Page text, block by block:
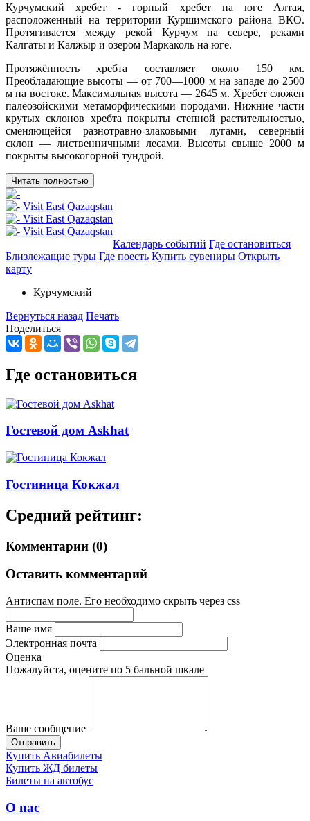
Курчумский хребет - горный хребет на юге Алтая,
расположенный на территории Куршимского района ВКО.
Протягивается между рекой Курчум на севере, реками
Калгаты и Калжыр и озером Маркаколь на юге.
Протяжённость хребта составляет около 150 км.
Преобладающие высоты — от 700—1000 м на западе до 2500
м на востоке. Максимальная высота — 2645 м. Хребет сложен
палеозойскими метаморфическими породами. Нижние части
крутых склонов хребта покрыты степной растительностью,
сменяющейся разнотравно-злаковыми лугами, северный
склон — лиственничными лесами. Высоты свыше 2000 м
покрыты высокогорной тундрой.
Читать полностью
Календарь событий Где остановиться
Близлежащие туры Где поесть Купить сувениры Открыть
карту
Курчумский
Вернуться назад Печать
Поделиться
Где остановиться
Гостевой дом Askhat
Гостиница Кокжал
Средний рейтинг:
Комментарии (0)
Оставить комментарий
Антиспам поле. Его необходимо скрыть через css
Ваше имя
Электронная почта
Оценка
Пожалуйста, оцените по 5 бальной шкале
Ваше сообщение
Купить Авиабилеты
Купить ЖД билеты
Билеты на автобус
О нас